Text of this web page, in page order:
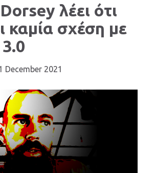
λέει ότι
καμία σχέση με
December 2021